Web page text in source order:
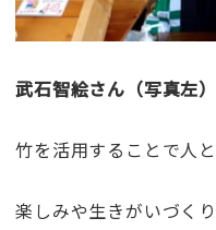
武石智絵さん（写真左）
竹を活用することで人
楽しみや生きがいづく